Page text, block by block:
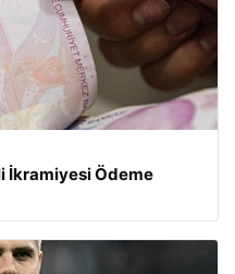
İkramiyesi Ödeme